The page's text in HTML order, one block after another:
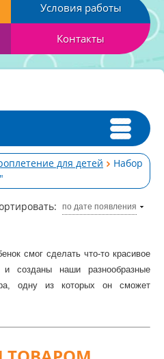
Условия работы
Контакты
для детей
Набор
по дате появления
смог сделать что-то красивое
созданы наши разнообразные
одну из которых он сможет
занятие, несомненно, займет
чувство красоты, мелкая